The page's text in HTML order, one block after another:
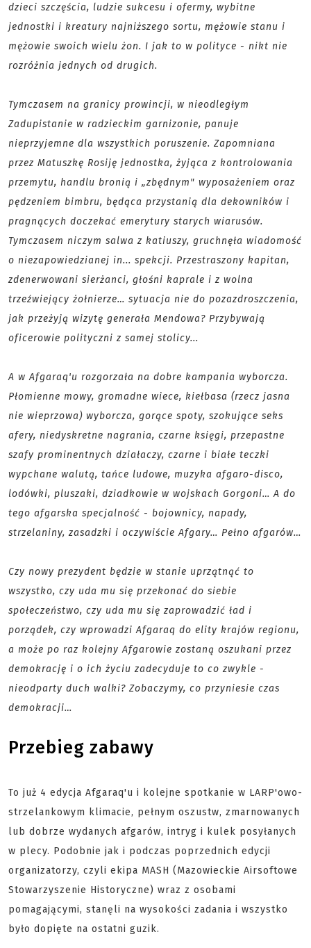
dzieci szczęścia, ludzie sukcesu i ofermy, wybitne
jednostki i kreatury najniższego sortu, mężowie stanu i
mężowie swoich wielu żon. I jak to w polityce - nikt nie
rozróżnia jednych od drugich.
Tymczasem na granicy prowincji, w nieodległym
Zadupistanie w radzieckim garnizonie, panuje
nieprzyjemne dla wszystkich poruszenie. Zapomniana
przez Matuszkę Rosiję jednostka, żyjąca z kontrolowania
przemytu, handlu bronią i „zbędnym" wyposażeniem oraz
pędzeniem bimbru, będąca przystanią dla dekowników i
pragnących doczekać emerytury starych wiarusów.
Tymczasem niczym salwa z katiuszy, gruchnęła wiadomość
o niezapowiedzianej in... spekcji. Przestraszony kapitan,
zdenerwowani sierżanci, głośni kaprale i z wolna
trzeźwiejący żołnierze… sytuacja nie do pozazdroszczenia,
jak przeżyją wizytę generała Mendowa? Przybywają
oficerowie polityczni z samej stolicy...
A w Afgaraq'u rozgorzała na dobre kampania wyborcza.
Płomienne mowy, gromadne wiece, kiełbasa (rzecz jasna
nie wieprzowa) wyborcza, gorące spoty, szokujące seks
afery, niedyskretne nagrania, czarne księgi, przepastne
szafy prominentnych działaczy, czarne i białe teczki
wypchane walutą, tańce ludowe, muzyka afgaro-disco,
lodówki, pluszaki, dziadkowie w wojskach Gorgoni… A do
tego afgarska specjalność - bojownicy, napady,
strzelaniny, zasadzki i oczywiście Afgary… Pełno afgarów…
Czy nowy prezydent będzie w stanie uprzątnąć to
wszystko, czy uda mu się przekonać do siebie
społeczeństwo, czy uda mu się zaprowadzić ład i
porządek, czy wprowadzi Afgaraq do elity krajów regionu,
a może po raz kolejny Afgarowie zostaną oszukani przez
demokrację i o ich życiu zadecyduje to co zwykle -
nieodparty duch walki? Zobaczymy, co przyniesie czas
demokracji…
Przebieg zabawy
To już 4 edycja Afgaraq'u i kolejne spotkanie w LARP'owo-
strzelankowym klimacie, pełnym oszustw, zmarnowanych
lub dobrze wydanych afgarów, intryg i kulek posyłanych
w plecy. Podobnie jak i podczas poprzednich edycji
organizatorzy, czyli ekipa MASH (Mazowieckie Airsoftowe
Stowarzyszenie Historyczne) wraz z osobami
pomagającymi, stanęli na wysokości zadania i wszystko
było dopięte na ostatni guzik.